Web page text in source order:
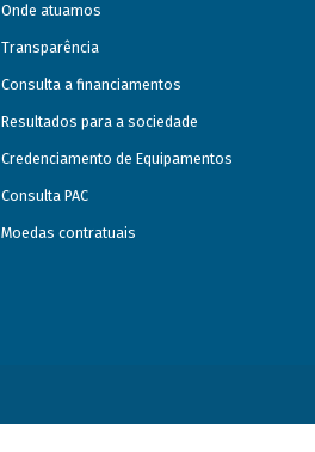
Onde atuamos
Transparência
Consulta a financiamentos
Resultados para a sociedade
Credenciamento de Equipamentos
Consulta PAC
Moedas contratuais